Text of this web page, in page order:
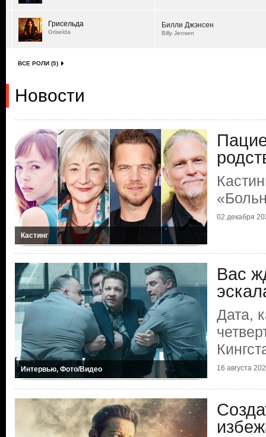
Грисельда
Griselda
Билли Джэнсен
Billy Jensen
ВСЕ РОЛИ (5)
Новости
Кастинг
02 декабря
Интервью, Фото/Видео
Вас
Дата,
16 августа